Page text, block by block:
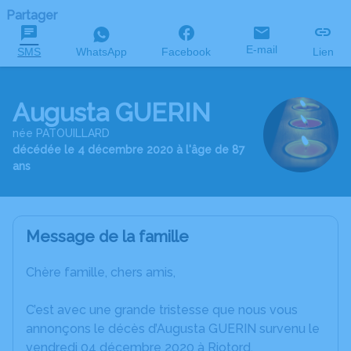
Partager
SMS WhatsApp Facebook E-mail Lien
Augusta GUERIN
née PATOUILLARD
décédée le 4 décembre 2020 à l'âge de 87
ans
Message de la famille
Chère famille, chers amis,
C’est avec une grande tristesse que nous vous
annonçons le décès d’Augusta GUERIN survenu le
vendredi 04 décembre 2020 à Riotord.